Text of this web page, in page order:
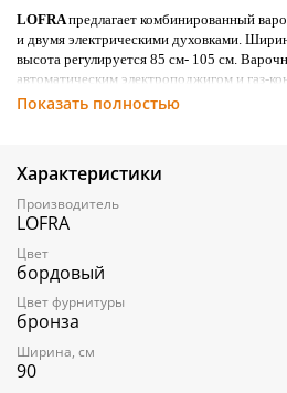
LOFRAпредлагает комбинированный
и двумя электрическими духовками.
высота регулируется 85 см- 105 см.
автоматическим электроподжигом и газ-
чугунные решетки и 5 газовых горелок
270 С°. Объем основной духовки
(статичная). В комплекте поставляются
решётка(2шт.) , форсунка для сжиженного
входят.
Их можно приобрести дополнительно.
ВАРОЧНАЯ ПАНЕЛЬ:
Автоматический электроподжиг
Газ-контроль
Чугунные решетки
5 газовых горелок:
Показать полностью
Характеристики
Производитель
LOFRA
Цвет
бордовый
Цвет фурнитуры
бронза
Ширина, см
90